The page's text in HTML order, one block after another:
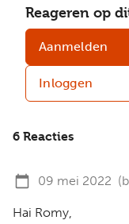
Reageren op
Aanmelden
Inloggen
6 Reacties
09 mei 2022
Hai Romy,